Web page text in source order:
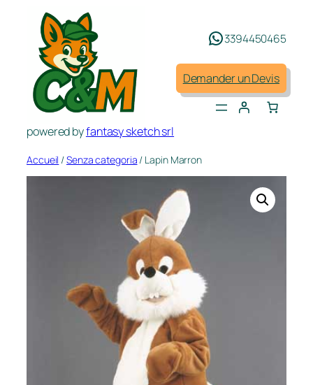
contenu
powered byfantasy sketch srl
3394450465
Demander un Devis
Accueil /Senza categoria / Lapin Marron